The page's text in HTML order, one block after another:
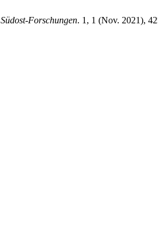
Südost-Forschungen. 1, 1 (Nov. 2021),